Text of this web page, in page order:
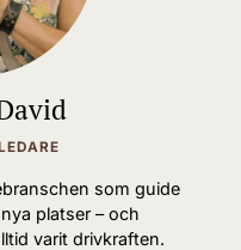
som guide
platser – och
varit drivkraften.